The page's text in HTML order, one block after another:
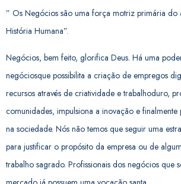
” Os Negócios são uma força motriz primária do
História Humana”.
Negócios, bem feito, glorifica Deus. Há uma
negóciosque possibilita a criação de empregos
recursos através de criatividade e trabalhoduro,
comunidades, impulsiona a inovação e
na sociedade. Nós não temos que seguir uma
para justificar o propósito da empresa ou de
trabalho sagrado. Profissionais dos negócios que